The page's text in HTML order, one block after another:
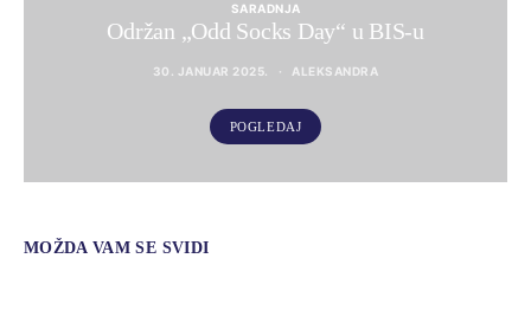
SARADNJA
Održan „Odd Socks Day“ u BIS-u
30. JANUAR 2025. ALEKSANDRA
POGLEDAJ
MOŽDA VAM SE SVIDI